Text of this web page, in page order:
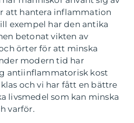
att hantera inflammation
exempel har den antika
betonat vikten av
örter för att minska
modern tid har
antiinflammatorisk kost
och vi har fått en bättre
livsmedel som kan minska
varför.